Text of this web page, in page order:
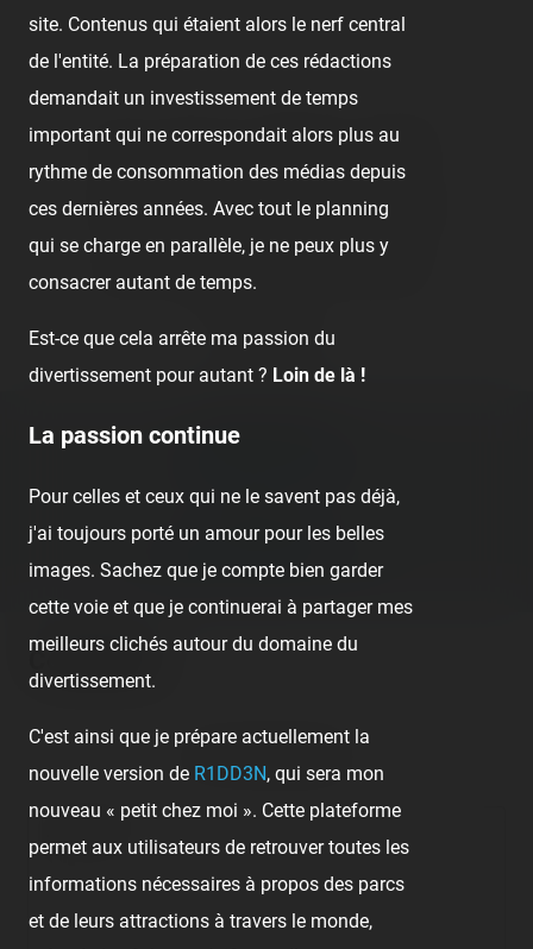
👍 Like 😍 Love 😆 Haha 👏 Bravo
🥳 Fiesta 😮 Wow 😢 Sad 😠
🤮 Sick ❤️ Supportive
Comment
Previous post:
Next post:
DISNEY'S BONFIRE 2010 ›
Comments
No comment posted.
Comment
site. Contenus qui étaient alors le nerf central
de l'entité. La préparation de ces rédactions
demandait un investissement de temps
important qui ne correspondait alors plus au
rythme de consommation des médias depuis
ces dernières années. Avec tout le planning
qui se charge en parallèle, je ne peux plus y
consacrer autant de temps.
Est-ce que cela arrête ma passion du
divertissement pour autant ? Loin de là !
La passion continue
Pour celles et ceux qui ne le savent pas déjà,
j'ai toujours porté un amour pour les belles
images. Sachez que je compte bien garder
cette voie et que je continuerai à partager mes
meilleurs clichés autour du domaine du
divertissement.
C'est ainsi que je prépare actuellement la
nouvelle version de R1DD3N, qui sera mon
nouveau « petit chez moi ». Cette plateforme
permet aux utilisateurs de retrouver toutes les
informations nécessaires à propos des parcs
et de leurs attractions à travers le monde,